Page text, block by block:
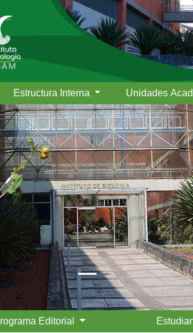
Estructura Interna Unidades
Editorial